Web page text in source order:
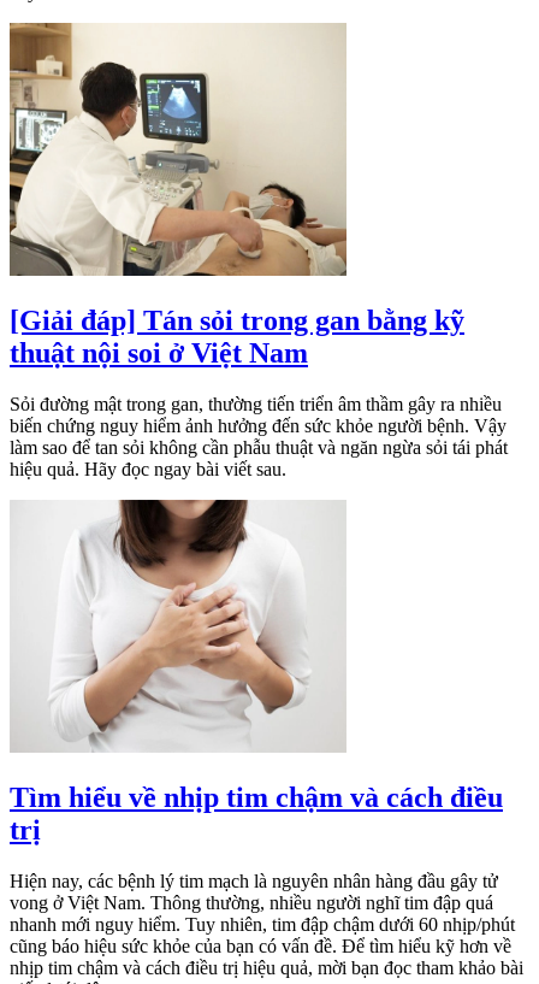
[Giải đáp] Tán sỏi trong gan bằng kỹ
thuật nội soi ở Việt Nam
Sỏi đường mật trong gan, thường tiến triển âm thầm gây ra nhiều
biến chứng nguy hiểm ảnh hưởng đến sức khỏe người bệnh. Vậy
làm sao để tan sỏi không cần phẫu thuật và ngăn ngừa sỏi tái phát
hiệu quả. Hãy đọc ngay bài viết sau.
Tìm hiểu về nhịp tim chậm và cách điều
trị
Hiện nay, các bệnh lý tim mạch là nguyên nhân hàng đầu gây tử
vong ở Việt Nam. Thông thường, nhiều người nghĩ tim đập quá
nhanh mới nguy hiểm. Tuy nhiên, tim đập chậm dưới 60 nhịp/phút
cũng báo hiệu sức khỏe của bạn có vấn đề. Để tìm hiểu kỹ hơn về
nhịp tim chậm và cách điều trị hiệu quả, mời bạn đọc tham khảo bài